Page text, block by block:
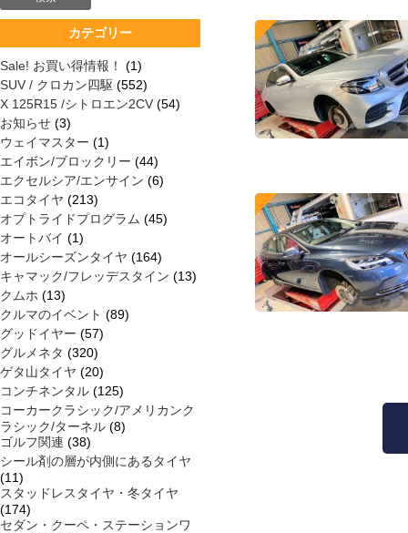
カテゴリー
Sale! お買い得情報！
(1)
SUV / クロカン四駆 (552)
X 125R15 /シトロエン2CV (54)
お知らせ (3)
ウェイマスター (1)
エイボン/ブロックリー (44)
エクセルシア/エンサイン (6)
エコタイヤ (213)
オプトライドプログラム (45)
オートバイ (1)
オールシーズンタイヤ (164)
キャマック/フレッデスタイン (13)
クムホ (13)
クルマのイベント (89)
グッドイヤー (57)
グルメネタ (320)
ゲタ山タイヤ (20)
コンチネンタル (125)
コーカークラシック/アメリカンク
ラシック/ターネル (8)
ゴルフ関連 (38)
シール剤の層が内側にあるタイヤ
(11)
スタッドレスタイヤ・冬タイヤ
(174)
セダン・クーペ・ステーションワ